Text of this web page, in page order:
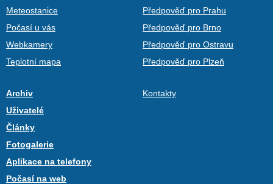
Meteostanice
Počasí u vás
Webkamery
Teplotní mapa
Předpověď pro Prahu
Předpověď pro Brno
Předpověď pro Ostravu
Předpověď pro Plzeň
Archiv
Uživatelé
Články
Fotogalerie
Aplikace na telefony
Počasí na web
Kontakty